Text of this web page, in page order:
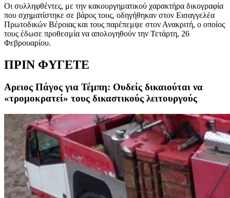
Οι συλληφθέντες, με την κακουργηματικού χαρακτήρα δικογραφία
που σχηματίστηκε σε βάρος τους, οδηγήθηκαν στον Εισαγγελέα
Πρωτοδικών Βέροιας και τους παρέπεμψε στον Ανακριτή, ο οποίος
τους έδωσε προθεσμία να απολογηθούν την Τετάρτη, 26
Φεβρουαρίου.
ΠΡΙΝ ΦΥΓΕΤΕ
Αρειος Πάγος για Τέμπη: Ουδείς δικαιούται να
«τρομοκρατεί» τους δικαστικούς λειτουργούς